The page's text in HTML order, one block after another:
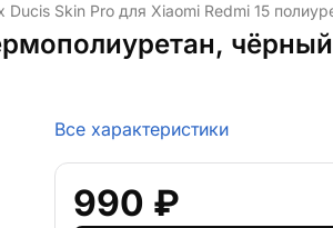
Skin Pro для Xiaomi Redmi 15
чёрный
Все характеристики
990 ₽